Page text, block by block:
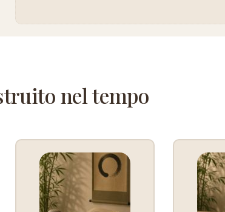
nel tempo